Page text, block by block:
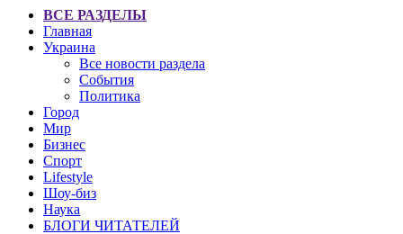
ВСЕ РАЗДЕЛЫ
Главная
Украина
Все новости раздела
События
Политика
Город
Мир
Бизнес
Спорт
Lifestyle
Шоу-биз
Наука
БЛОГИ ЧИТАТЕЛЕЙ